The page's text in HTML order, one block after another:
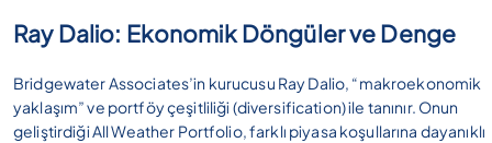
Ray Dalio: Ekonomik Döngüler ve Denge
Bridgewater Associates’in kurucusu Ray Dalio, “makroekonomik
yaklaşım” ve portföy çeşitliliği (diversification) ile tanınır. Onun
geliştirdiği All Weather Portfolio, farklı piyasa koşullarına dayanıklı